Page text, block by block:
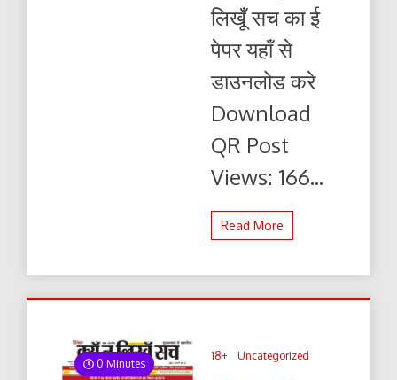
सच
21.02.2024
ई-
पेपर
यहाँ
पढ़ें
डाउनलोड
लिखूँ सच का ई
पेपर यहाँ से
डाउनलोड करे
Download
QR Post
Views: 166...
Read More
0 Minutes
18+ Uncategorized